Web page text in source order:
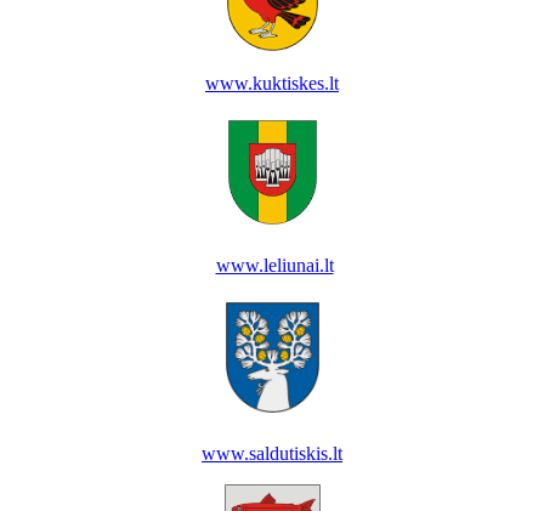
www.kuktiskes.lt
www.leliunai.lt
www.saldutiskis.lt